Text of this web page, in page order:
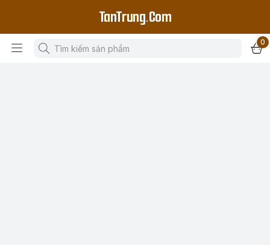
TanTrung.Com
0